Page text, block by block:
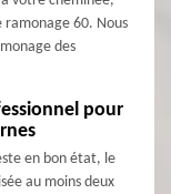
60. Nous
des
pour
en bon état, le
au moins deux